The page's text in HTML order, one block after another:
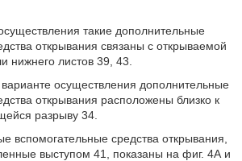
такие дополнительные
открывания связаны с открываемой
нижнего листов 39, 43.
осуществления дополнительные
открывания расположены близко к
разрыву 34.
вспомогательные средства открывания,
выступом 41, показаны на фиг. 4А и